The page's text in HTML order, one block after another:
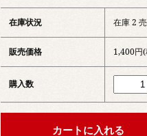
在庫状況 在庫 2
販売価格 1,400円
購入数